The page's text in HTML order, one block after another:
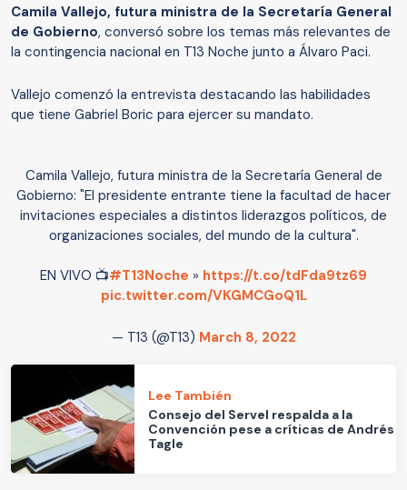
Camila Vallejo, futura ministra de la Secretaría General
de Gobierno, conversó sobre los temas más relevantes de
la contingencia nacional en T13 Noche junto a Álvaro Paci.
Vallejo comenzó la entrevista destacando las habilidades
que tiene Gabriel Boric para ejercer su mandato.
Camila Vallejo, futura ministra de la Secretaría General de
Gobierno: "El presidente entrante tiene la facultad de hacer
invitaciones especiales a distintos liderazgos políticos, de
organizaciones sociales, del mundo de la cultura".
EN VIVO 📺#T13Noche » https://t.co/tdFda9tz69
pic.twitter.com/VKGMCGoQ1L
— T13 (@T13) March 8, 2022
Lee También
Consejo del Servel respalda a la
Convención pese a críticas de Andrés
Tagle